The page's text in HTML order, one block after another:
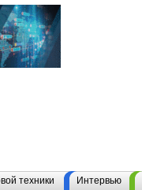
техники Интервью